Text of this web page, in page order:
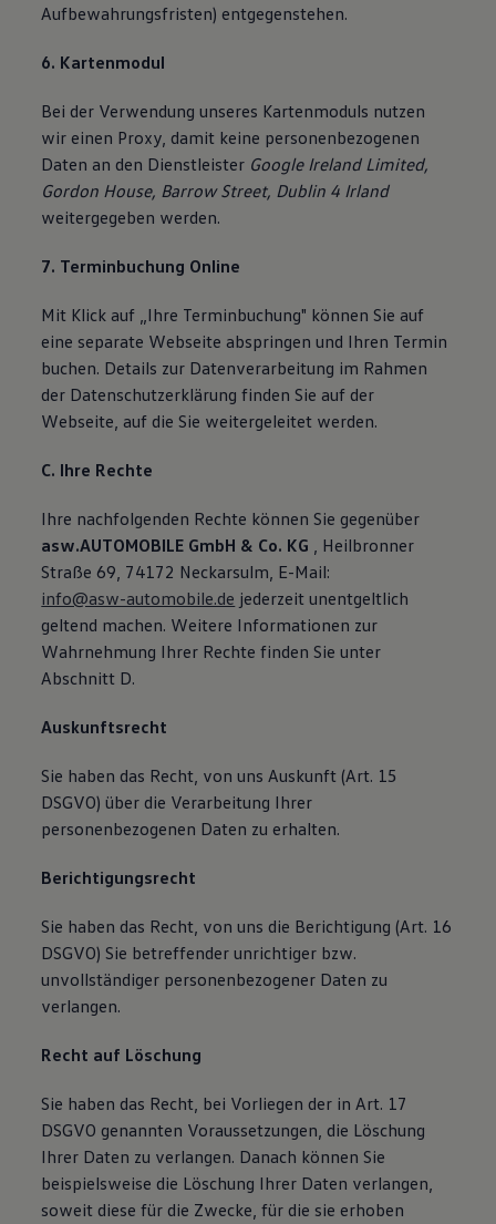
Aufbewahrungsfristen) entgegenstehen.
6. Kartenmodul
Bei der Verwendung unseres Kartenmoduls nutzen
wir einen Proxy, damit keine personenbezogenen
Daten an den Dienstleister Google Ireland Limited,
Gordon House, Barrow Street, Dublin 4 Irland
weitergegeben werden.
7. Terminbuchung Online
Mit Klick auf „Ihre Terminbuchung" können Sie auf
eine separate Webseite abspringen und Ihren Termin
buchen. Details zur Datenverarbeitung im Rahmen
der Datenschutzerklärung finden Sie auf der
Webseite, auf die Sie weitergeleitet werden.
C. Ihre Rechte
Ihre nachfolgenden Rechte können Sie gegenüber
asw.AUTOMOBILE GmbH & Co. KG , Heilbronner
Straße 69, 74172 Neckarsulm, E-Mail:
info@asw-automobile.de jederzeit unentgeltlich
geltend machen. Weitere Informationen zur
Wahrnehmung Ihrer Rechte finden Sie unter
Abschnitt D.
Auskunftsrecht
Sie haben das Recht, von uns Auskunft (Art. 15
DSGVO) über die Verarbeitung Ihrer
personenbezogenen Daten zu erhalten.
Berichtigungsrecht
Sie haben das Recht, von uns die Berichtigung (Art. 16
DSGVO) Sie betreffender unrichtiger bzw.
unvollständiger personenbezogener Daten zu
verlangen.
Recht auf Löschung
Sie haben das Recht, bei Vorliegen der in Art. 17
DSGVO genannten Voraussetzungen, die Löschung
Ihrer Daten zu verlangen. Danach können Sie
beispielsweise die Löschung Ihrer Daten verlangen,
soweit diese für die Zwecke, für die sie erhoben